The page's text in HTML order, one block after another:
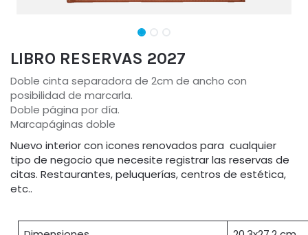
LIBRO RESERVAS 2027
Doble cinta separadora de 2cm de ancho con
posibilidad de marcarla.
Doble página por día.
Marcapáginas doble
Nuevo interior con icones renovados para cualquier
tipo de negocio que necesite registrar las reservas de
citas. Restaurantes, peluquerías, centros de estética,
etc..